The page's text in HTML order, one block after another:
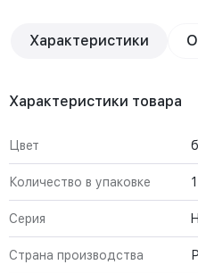
Характеристики
Характеристики товара
Цвет
Количество в упаковке 1
Серия
Страна производства